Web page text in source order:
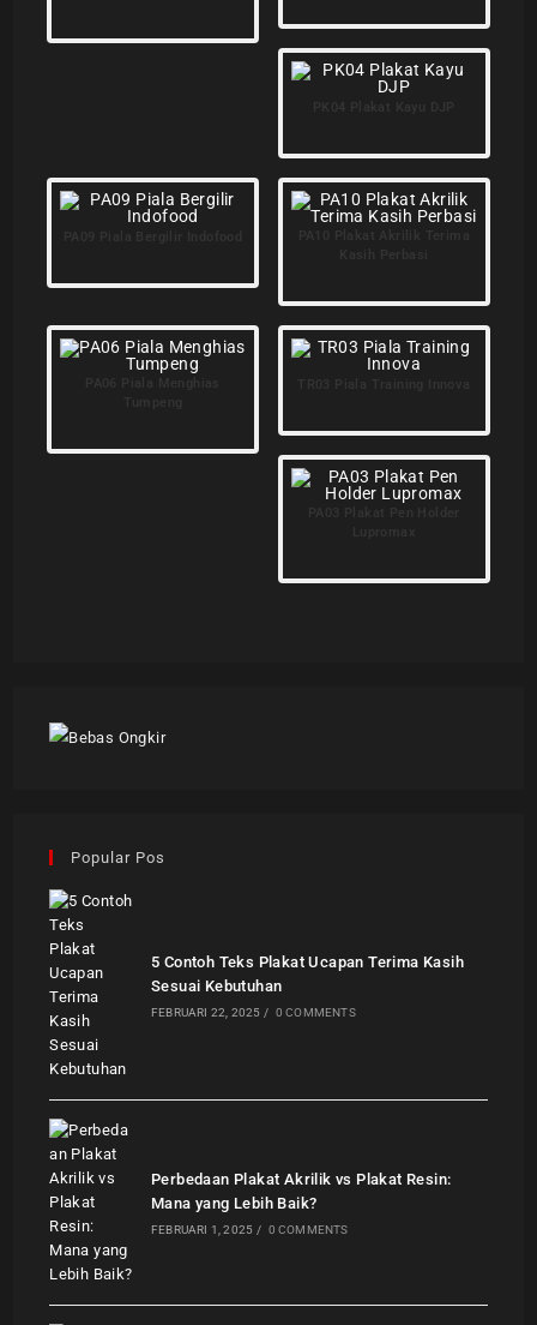
Popular Pos
5 Contoh Teks Plakat Ucapan Terima Kasih
Sesuai Kebutuhan
FEBRUARI 22, 2025 / 0 COMMENTS
Perbedaan Plakat Akrilik vs Plakat Resin:
Mana yang Lebih Baik?
FEBRUARI 1, 2025 / 0 COMMENTS